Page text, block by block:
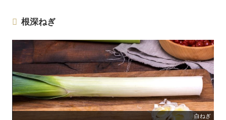
根深ねぎ
白ねぎ